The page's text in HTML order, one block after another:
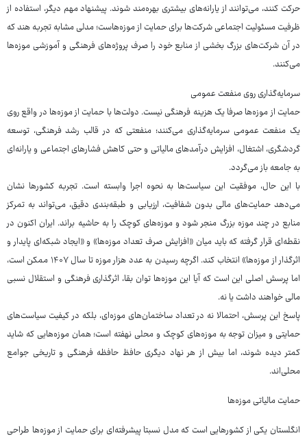
حرکت کنند، می‌توانند از یارانه‌های بیشتری بهره‌مند شوند. پیشنهاد مهم دیگر، استفاده از
ظرفیت مسئولیت اجتماعی شرکت‌ها برای حمایت از موزه‌هاست؛ مدلی مشابه تجربه هند که
در آن شرکت‌های بزرگ بخشی از منابع خود را صرف پروژه‌های فرهنگی و آموزشی موزه‌ها
می‌کنند.
سرمایه‌گذاری روی منفعت عمومی
حمایت از موزه‌ها صرفا یک هزینه فرهنگی نیست. دولت‌ها با حمایت از موزه‌ها در واقع روی
یک منفعت عمومی سرمایه‌گذاری می‌کنند؛ منفعتی که در قالب رشد فرهنگی، توسعه
گردشگری، اشتغال، افزایش درآمدهای مالیاتی و حتی کاهش فشارهای اجتماعی و یارانه‌ای
به جامعه باز می‌گردد.
با این حال، موفقیت این سیاست‌ها به نحوه اجرا وابسته است. تجربه کشورها نشان
می‌دهد حمایت‌های مالی بدون شفافیت، ارزیابی و طبقه‌بندی دقیق، می‌تواند به تمرکز
منابع در چند موزه بزرگ منجر شود و موزه‌های کوچک را به حاشیه براند. ایران اکنون در
نقطه‌ای قرار گرفته که باید میان «افزایش صرف تعداد موزه‌ها» و «ایجاد شبکه‌ای پایدار و
اثرگذار از موزه‌ها» انتخاب کند. اگرچه رسیدن به عدد هزار موزه تا سال ۱۴۰۷ ممکن است،
اما پرسش اصلی این است که آیا این موزه‌ها توان بقا، اثرگذاری فرهنگی و استقلال نسبی
مالی خواهند داشت یا نه.
پاسخ این پرسش، احتمالا نه در تعداد ساختمان‌های موزه‌ای، بلکه در کیفیت سیاست‌های
حمایتی و میزان توجه به موزه‌های کوچک و محلی نهفته است؛ همان موزه‌هایی که شاید
کمتر دیده شوند، اما بیش از هر نهاد دیگری حافظ حافظه فرهنگی و تاریخی جوامع
محلی‌اند.
حمایت مالیاتی موزه‌ها
انگلستان یکی از کشورهایی است که مدل نسبتا پیشرفته‌ای برای حمایت از موزه‌ها طراحی